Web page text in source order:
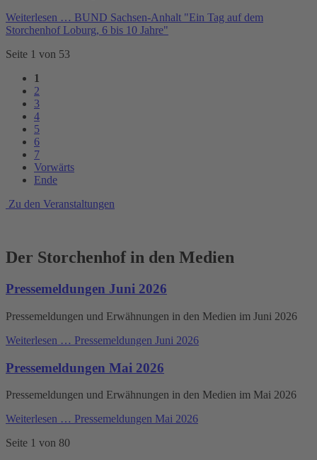
Weiterlesen … BUND Sachsen-Anhalt "Ein Tag auf dem
Storchenhof Loburg, 6 bis 10 Jahre"
Seite 1 von 53
1
2
3
4
5
6
7
Vorwärts
Ende
Zu den Veranstaltungen
Der Storchenhof in den Medien
Pressemeldungen Juni 2026
Pressemeldungen und Erwähnungen in den Medien im Juni 2026
Weiterlesen … Pressemeldungen Juni 2026
Pressemeldungen Mai 2026
Pressemeldungen und Erwähnungen in den Medien im Mai 2026
Weiterlesen … Pressemeldungen Mai 2026
Seite 1 von 80